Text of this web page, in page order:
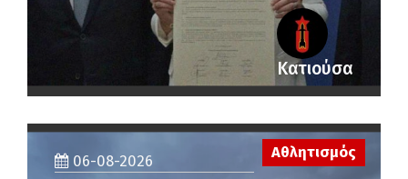
Κατιούσα
06-08-2026
Αθλητισμός